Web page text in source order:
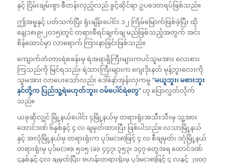
နှင့် ငြိမ်းချမ်းစွာ စီတန်းလှည့်လည် ခွင့်ဆိုင်ရာ ဥပဒေတရပ်ဖြစ်သည်။
ဤအမှုနှင့် ပတ်သက်ပြီး ရုံးချိန်းပေါင်း ၁၂ ကြိမ်မြောက်ဖြစ်ခဲ့ပြီး ထို
နေ့(၁၈၊၉၊၂၀၁၅)တွင် တရားစီရင်ချက်ချ မည်ဖြစ်သည့်အတွက် အင်း
စိန်ထောင်မှာ လာရောက် ကြားနာခြင်းဖြစ်သည်။
ကျောက်တံတားရဲစခန်းမှ ရဲအရာရှိကြီးများကပင်သူမအား လေးစား
ကြသည်ကို မြင်ရသည်၊ ရဲသားကြီးများက ဂျေးဒိုးနတ် မုန့်ဘူးလေးကို
သူမအား လာပေးသော်လည်း ဒေါ်နော်အုန်းလှကမူ “မယူဘူး၊ မစားဘူး
နင်တို့က ပြည်သူ့ရဲမဟုတ်ဘူး၊ ဝမ်ပေါင်ရဲတွေ”ဟု ပြောလွှတ်လိုက်
သည်။
ယခုဆိုလျှင် မြို့နယ်ပေါင်း ၄မြို့နယ်မှ တရားရုံးအသီးသီးမှ သူ့အား
ထောင်ဒဏ် ၆နှစ်နှင့် ၄ လ ချမှတ်ထားပြီး ဖြစ်ပါသည်။ လသာမြို့နယ်
နှင့် အလုံမြို့နယ်မှ တရားရုံးက ပုဒ်မ(၁၈)ဖြင့် ၄ လ စီချမှတ်၊ ဒဂုံမြို့နယ်
တရားရုံးမှ ပုဒ်မ(၁၈)၊ ၅၀၅ (ခ)၊ ၄၄၇၊ ၃၅၃၊ ၁၄၇ တွေအရ ထောင်ဒဏ်
၄နှစ်နှင့် ၄လ ချမှတ်ပြီး၊ ဗဟန်းတရားရုံးမှ ပုဒ်မ(၁၈)ဖြင့် ၄ လနှင့် ၂၀၀၇